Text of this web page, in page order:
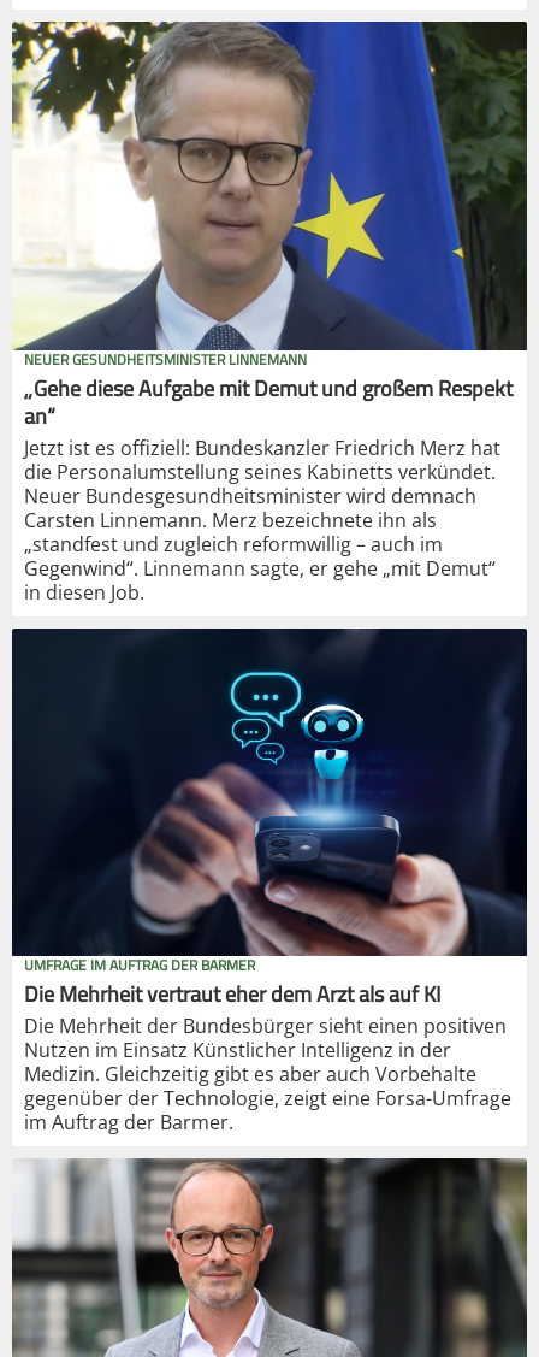
NEUER GESUNDHEITSMINISTER LINNEMANN
„Gehe diese Aufgabe mit Demut und großem Respekt
an“
Jetzt ist es offiziell: Bundeskanzler Friedrich Merz hat
die Personalumstellung seines Kabinetts verkündet.
Neuer Bundesgesundheitsminister wird demnach
Carsten Linnemann. Merz bezeichnete ihn als
„standfest und zugleich reformwillig – auch im
Gegenwind“. Linnemann sagte, er gehe „mit Demut“
in diesen Job.
UMFRAGE IM AUFTRAG DER BARMER
Die Mehrheit vertraut eher dem Arzt als auf KI
Die Mehrheit der Bundesbürger sieht einen positiven
Nutzen im Einsatz Künstlicher Intelligenz in der
Medizin. Gleichzeitig gibt es aber auch Vorbehalte
gegenüber der Technologie, zeigt eine Forsa-Umfrage
im Auftrag der Barmer.